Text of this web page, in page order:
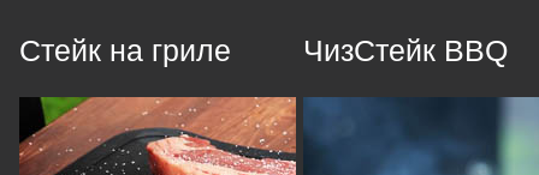
Стейк на гриле ЧизСтейк BBQ